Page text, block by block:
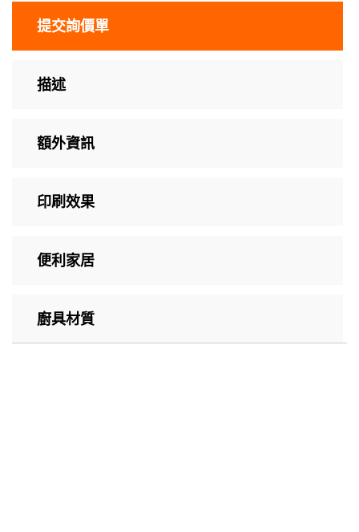
提交詢價單
描述
額外資訊
印刷效果
便利家居
廚具材質